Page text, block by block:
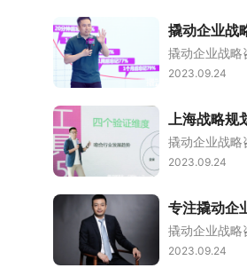
2023.09.24
2023.09.24
2023.09.24